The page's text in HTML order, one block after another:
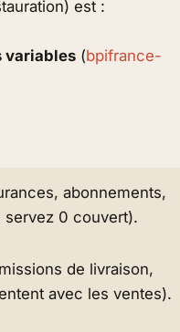
est :
variables (bpifrance-
abonnements,
0 couvert).
de livraison,
avec les ventes).